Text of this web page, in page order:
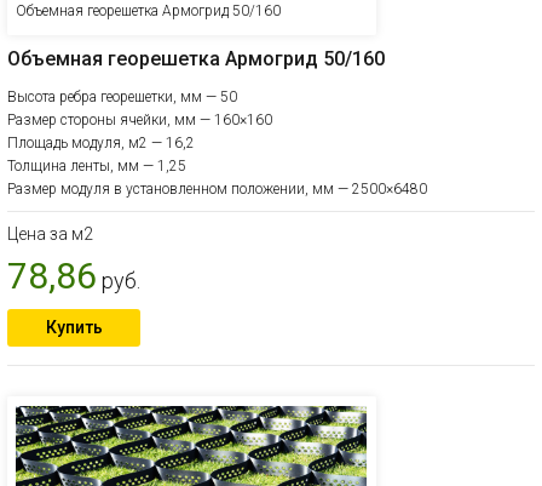
Объемная георешетка Армогрид 50/160
Объемная георешетка Армогрид 50/160
Высота ребра георешетки, мм — 50
Размер стороны ячейки, мм — 160×160
Площадь модуля, м2 — 16,2
Толщина ленты, мм — 1,25
Размер модуля в установленном положении, мм — 2500×6480
Цена за м2
78,86 руб.
Купить